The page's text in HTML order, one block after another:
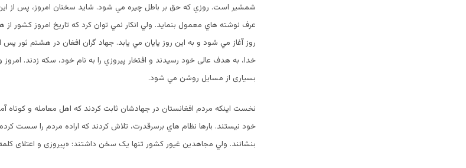
شمشير است. روزي كه حق بر باطل چيره مي شود. شايد سخنان امروز، پس از
عرف نوشته هاي معمول بنمايد. ولي انكار نمي توان كرد كه تاريخ امروز كشور از
روز آغاز مي شود و به اين روز پايان مي يابد. جهاد گران افغان در هشتم ثور پس
خدا، به هدف عالی خود رسیدند و افتخار پيروزي را به نام خود، سكه زدند. امروز
بسیاری از مسايل روشن مي شود.
نخست اينكه مردم افغانستان در جهادشان ثابت کردند كه اهل معامله و كوتاه
خود نيستند. بارها نظام هاي برسرقدرت، تلاش كردند كه اراده مردم را سست کرده
بنشانند. ولي مجاهدین غیور كشور تنها يک سخن داشتند: «پيروزی و اعتلای كلمه